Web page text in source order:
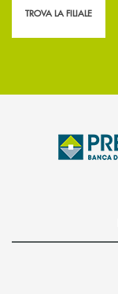
TROVA LA FILIALE